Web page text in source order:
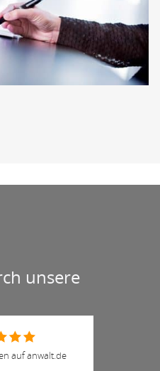
unsere
auf anwalt.de